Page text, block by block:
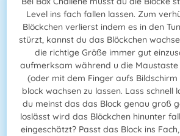
Level ins fach fallen lassen. Zum
Blöckchen verlierst indem es in den
stürzt, kannst du das Blöckchen
die richtige Größe immer gut
aufmerksam während u die
(oder mit dem Finger aufs
block wachsen zu lassen. Lass schnell
du meinst das das Block genau groß
loslässt wird das Blöckchen hinunter
eingeschätzt? Passt das Block ins